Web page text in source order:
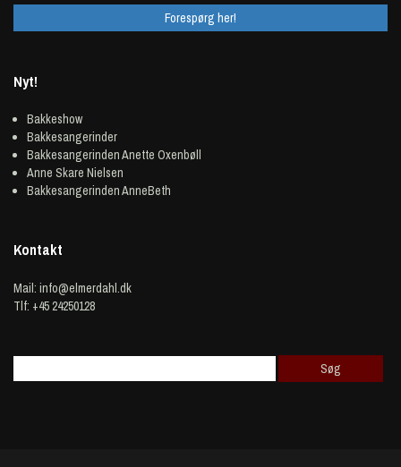
Forespørg her!
Nyt!
Bakkeshow
Bakkesangerinder
Bakkesangerinden Anette Oxenbøll
Anne Skare Nielsen
Bakkesangerinden AnneBeth
Kontakt
Mail: info@elmerdahl.dk
Tlf: +45 24250128